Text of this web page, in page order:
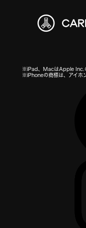
※iPad、MacはApple Inc.
※iPhoneの商標は、アイホ